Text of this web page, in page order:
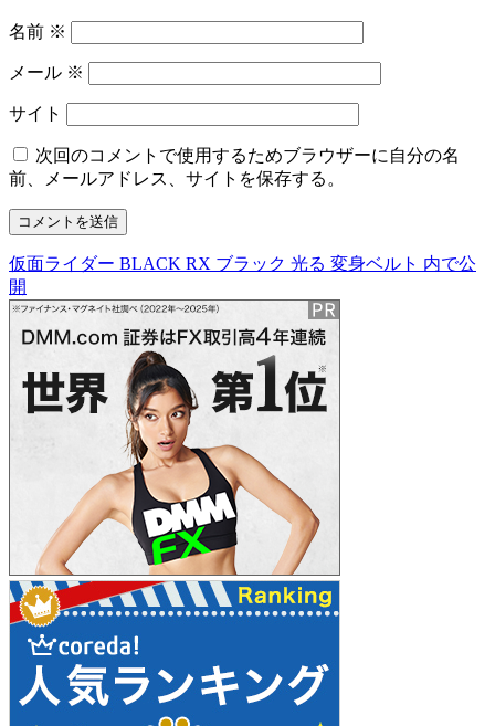
名前 ※
メール ※
サイト
次回のコメントで使用するためブラウザーに自分の名
前、メールアドレス、サイトを保存する。
投
稿
ナ
ビ
ゲ
仮面ライダー BLACK RX ブラック 光る 変身ベルト 内で公
開